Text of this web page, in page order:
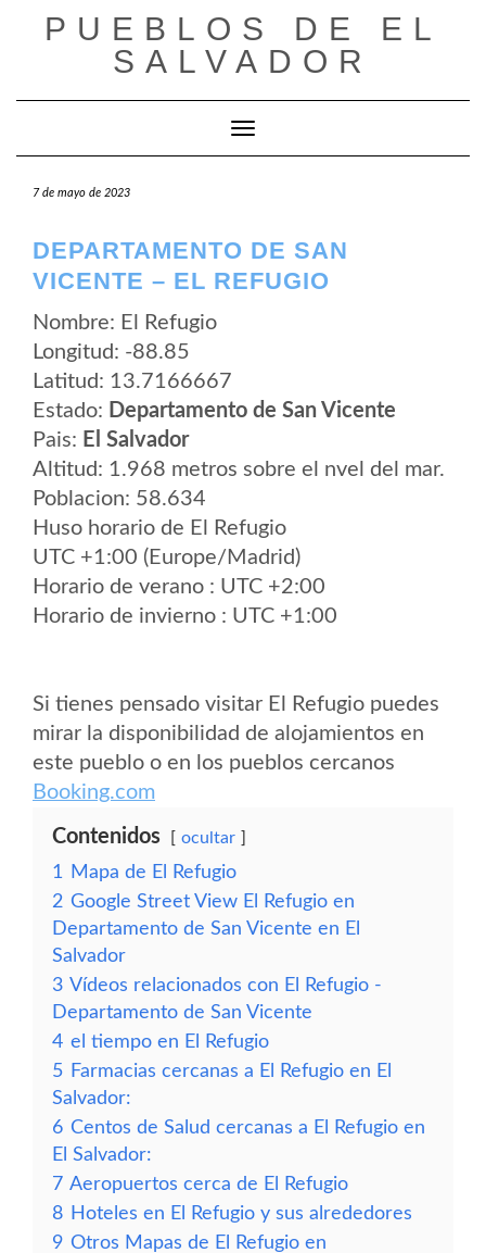
PUEBLOS DE EL
SALVADOR
Cambiar modo de navegación
7 de mayo de 2023
DEPARTAMENTO DE SAN
VICENTE – EL REFUGIO
Nombre: El Refugio
Longitud: -88.85
Latitud: 13.7166667
Estado: Departamento de San Vicente
Pais: El Salvador
Altitud: 1.968 metros sobre el nvel del mar.
Poblacion: 58.634
Huso horario de El Refugio
UTC +1:00 (Europe/Madrid)
Horario de verano : UTC +2:00
Horario de invierno : UTC +1:00
Si tienes pensado visitar El Refugio puedes
mirar la disponibilidad de alojamientos en
este pueblo o en los pueblos cercanos
Booking.com
Contenidos ocultar
1
Mapa de El Refugio
2 Google Street View El Refugio en
Departamento de San Vicente en El
Salvador
3 Vídeos relacionados con El Refugio -
Departamento de San Vicente
4 el tiempo en El Refugio
5 Farmacias cercanas a El Refugio en El
Salvador:
6 Centos de Salud cercanas a El Refugio en
El Salvador:
7 Aeropuertos cerca de El Refugio
8 Hoteles en El Refugio y sus alrededores
9 Otros Mapas de El Refugio en